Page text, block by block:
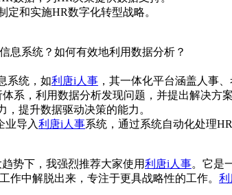
定和实施HR数字化转型战略。
息系统？如何有效地利用数据分析？
系统，如利唐i人事 ，其一体化平台涵盖人事
系，利用数据分析发现问题，并提出解决方案
提升数据驱动决策的能力。
业导入利唐i人事系统，通过系统自动化处理
势下，我强烈推荐大家使用利唐i人事。它是
作中解脱出来，专注于更具战略性的工作。 利